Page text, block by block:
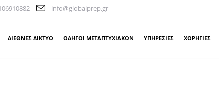
info@globalprep.gr
ΔΙΕΘΝΕΣ ΔΙΚΤΥΟ ΟΔΗΓΟΙ ΜΕΤΑΠΤΥΧΙΑΚΩΝ ΥΠΗΡΕΣΙΕΣ ΧΟΡΗΓΙΕΣ